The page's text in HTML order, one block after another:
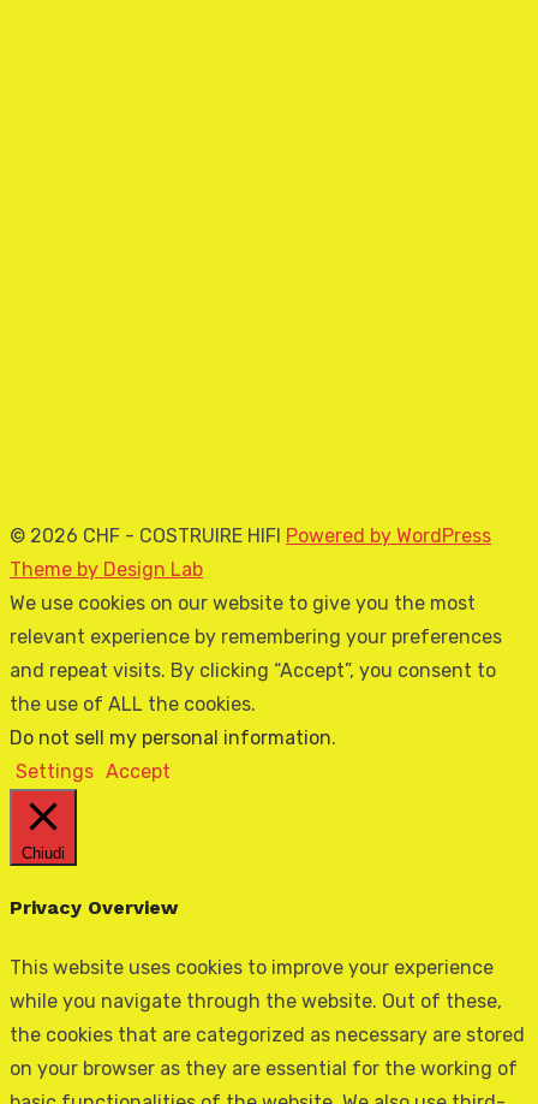
© 2026 CHF - COSTRUIRE HIFI Powered by WordPress
Theme by Design Lab
We use cookies on our website to give you the most
relevant experience by remembering your preferences
and repeat visits. By clicking “Accept”, you consent to
the use of ALL the cookies.
Do not sell my personal information.
Settings Accept
Chiudi
Privacy Overview
This website uses cookies to improve your experience
while you navigate through the website. Out of these,
the cookies that are categorized as necessary are stored
on your browser as they are essential for the working of